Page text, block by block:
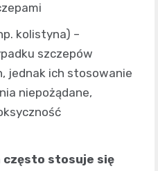
kolistyna) –
szczepów
jednak ich stosowanie
niepożądane,
często stosuje się